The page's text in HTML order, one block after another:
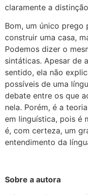
claramente a
Bom, um único prego
construir uma casa,
Podemos dizer o
sintáticas. Apesar de
sentido, ela não
possíveis de uma
debate entre os que
nela. Porém, é a
em linguística, pois é
é, com certeza, um
entendimento da
Sobre a autora